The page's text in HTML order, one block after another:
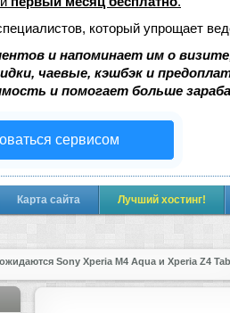
который упрощает
и напоминает им о
чаевые, кэшбэк и
и помогает больше
сервисом
Карта сайта Лучший хостинг!
Sony Xperia M4 Aqua и Xperia Z4